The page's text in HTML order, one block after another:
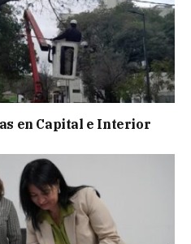
en Capital e Interior